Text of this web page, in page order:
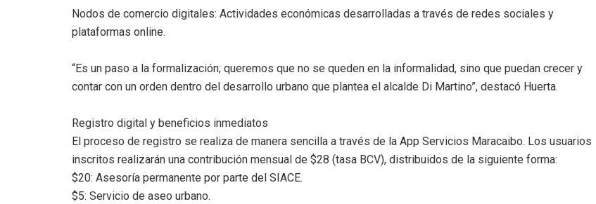
​Nodos de comercio digitales: Actividades económicas desarrolladas a través de redes sociales y
plataformas online.
​“Es un paso a la formalización; queremos que no se queden en la informalidad, sino que puedan crecer y
contar con un orden dentro del desarrollo urbano que plantea el alcalde Di Martino”, destacó Huerta.
​Registro digital y beneficios inmediatos
​El proceso de registro se realiza de manera sencilla a través de la App Servicios Maracaibo. Los usuarios
inscritos realizarán una contribución mensual de $28 (tasa BCV), distribuidos de la siguiente forma:
​$20: Asesoría permanente por parte del SIACE.
​$5: Servicio de aseo urbano.